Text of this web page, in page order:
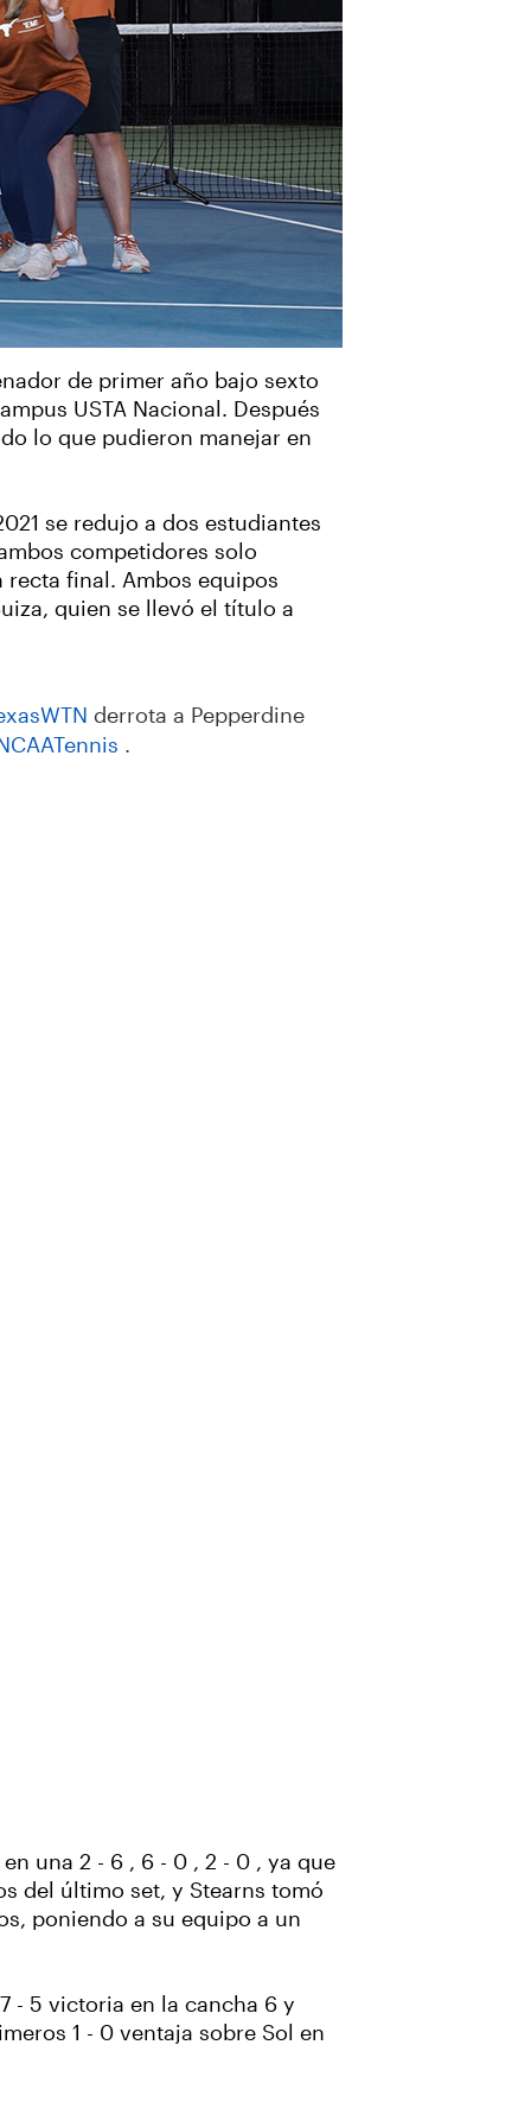
de primer año bajo sexto
USTA Nacional. Después
lo que pudieron manejar en
se redujo a dos estudiantes
competidores solo
recta final. Ambos equipos
quien se llevó el título a
derrota a Pepperdine
.
una 2 - 6 , 6 - 0 , 2 - 0 , ya que
del último set, y Stearns tomó
poniendo a su equipo a un
- 5 victoria en la cancha 6 y
1 - 0 ventaja sobre Sol en